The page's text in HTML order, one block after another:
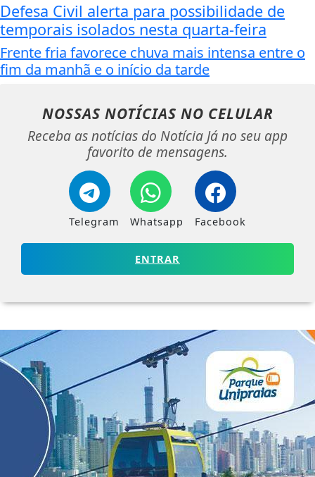
Defesa Civil alerta para possibilidade de
temporais isolados nesta quarta-feira
Frente fria favorece chuva mais intensa entre o
fim da manhã e o início da tarde
NOSSAS NOTÍCIAS NO CELULAR
Receba as notícias do Notícia Já no seu app
favorito de mensagens.
Telegram Whatsapp Facebook
ENTRAR